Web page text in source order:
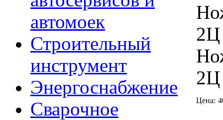
автомоек
Строительный
инструмент
Энергоснабжение
Сварочное
2Ц
Цена: